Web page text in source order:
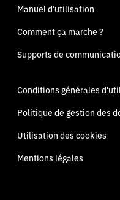
Manuel d'utilisation
Comment ça marche ?
Supports de
Conditions générales
Politique de gestion des
Utilisation des cookies
Mentions légales